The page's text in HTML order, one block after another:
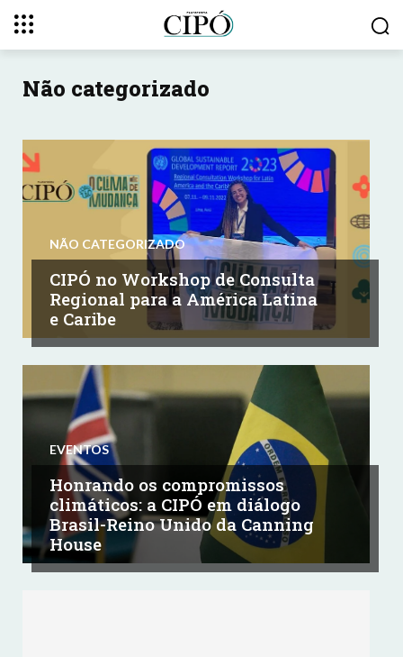
Não categorizado
NÃO CATEGORIZADO
CIPÓ no Workshop de Consulta
Regional para a América Latina
e Caribe
EVENTOS
Honrando os compromissos
climáticos: a CIPÓ em diálogo
Brasil-Reino Unido da Canning
House